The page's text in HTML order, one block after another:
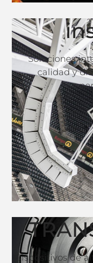
Soluciones
calidad y
Dispositivos de